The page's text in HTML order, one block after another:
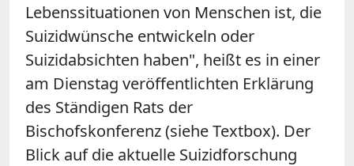
Lebenssituationen von Menschen ist, die
Suizidwünsche entwickeln oder
Suizidabsichten haben", heißt es in einer
am Dienstag veröffentlichten Erklärung
des Ständigen Rats der
Bischofskonferenz (siehe Textbox). Der
Blick auf die aktuelle Suizidforschung